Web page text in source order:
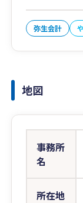
弥生会計
地図
事務所
名
所在地